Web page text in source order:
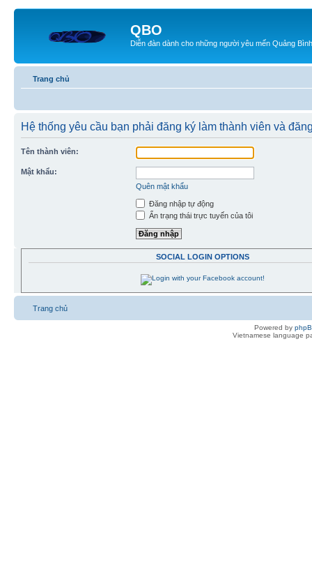
QBO
Diễn đàn dành cho những người yêu mến Quảng Bình
Trang chủ
Hệ thống yêu cầu bạn phải đăng ký làm thành viên và
Tên thành viên:
Mật khẩu:
Quên mật khẩu
Đăng nhập tự động
Ẩn trạng thái trực tuyến của tôi
SOCIAL LOGIN OPTIONS
Trang chủ
Powered by
Vietnamese language